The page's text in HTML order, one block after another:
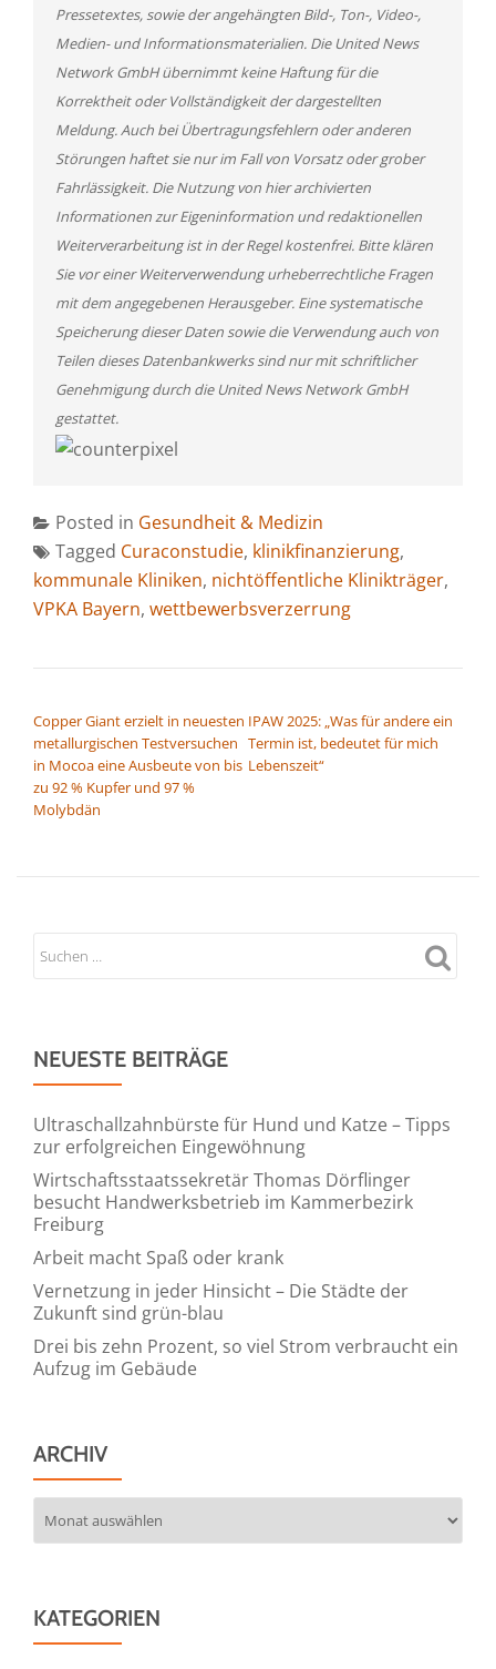
Pressetextes, sowie der angehängten Bild-, Ton-, Video-,
Medien- und Informationsmaterialien. Die United News
Network GmbH übernimmt keine Haftung für die
Korrektheit oder Vollständigkeit der dargestellten
Meldung. Auch bei Übertragungsfehlern oder anderen
Störungen haftet sie nur im Fall von Vorsatz oder grober
Fahrlässigkeit. Die Nutzung von hier archivierten
Informationen zur Eigeninformation und redaktionellen
Weiterverarbeitung ist in der Regel kostenfrei. Bitte klären
Sie vor einer Weiterverwendung urheberrechtliche Fragen
mit dem angegebenen Herausgeber. Eine systematische
Speicherung dieser Daten sowie die Verwendung auch von
Teilen dieses Datenbankwerks sind nur mit schriftlicher
Genehmigung durch die United News Network GmbH
gestattet.
Posted in Gesundheit & Medizin
Tagged Curaconstudie, klinikfinanzierung,
kommunale Kliniken, nichtöffentliche Klinikträger,
VPKA Bayern, wettbewerbsverzerrung
Copper Giant erzielt in neuesten
metallurgischen Testversuchen
in Mocoa eine Ausbeute von bis
zu 92 % Kupfer und 97 %
Molybdän
IPAW 2025: „Was für andere ein
Termin ist, bedeutet für mich
Lebenszeit“
NEUESTE BEITRÄGE
Ultraschallzahnbürste für Hund und Katze – Tipps
zur erfolgreichen Eingewöhnung
Wirtschaftsstaatssekretär Thomas Dörflinger
besucht Handwerksbetrieb im Kammerbezirk
Freiburg
Arbeit macht Spaß oder krank
Vernetzung in jeder Hinsicht – Die Städte der
Zukunft sind grün-blau
Drei bis zehn Prozent, so viel Strom verbraucht ein
Aufzug im Gebäude
ARCHIV
KATEGORIEN